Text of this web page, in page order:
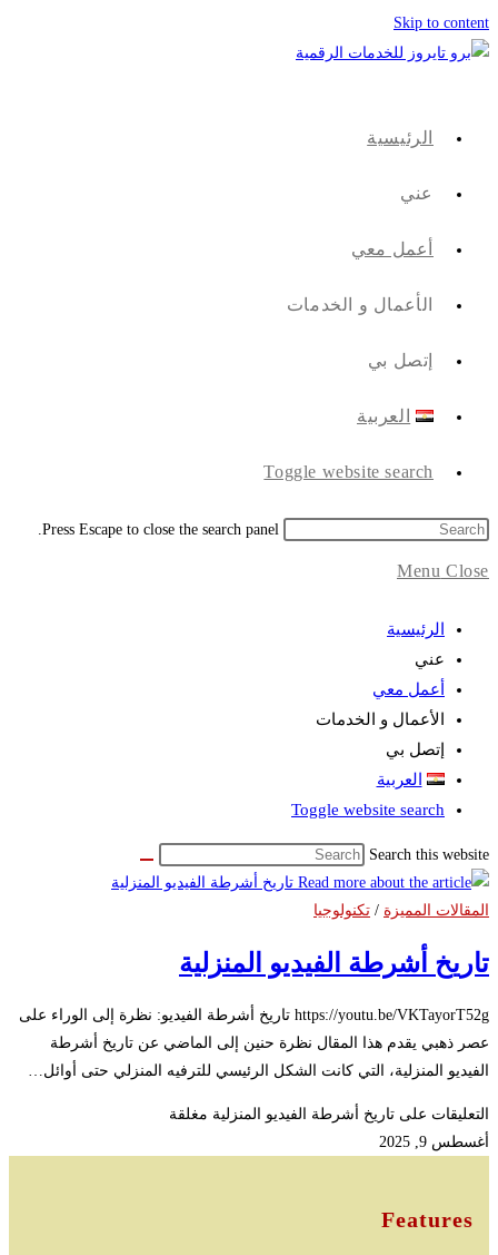
Skip to content
الرئيسية
عني
أعمل معي
الأعمال و الخدمات
إتصل بي
العربية
Toggle website search
Press Escape to close the search panel.
Menu Close
الرئيسية
عني
أعمل معي
الأعمال و الخدمات
إتصل بي
العربية
Toggle website search
Search this website
المقالات المميزة / تكنولوجيا
تاريخ أشرطة الفيديو المنزلية
https://youtu.be/VKTayorT52g تاريخ أشرطة الفيديو: نظرة إلى الوراء على
عصر ذهبي يقدم هذا المقال نظرة حنين إلى الماضي عن تاريخ أشرطة
الفيديو المنزلية، التي كانت الشكل الرئيسي للترفيه المنزلي حتى أوائل…
التعليقات على تاريخ أشرطة الفيديو المنزلية مغلقة
أغسطس 9, 2025
Features